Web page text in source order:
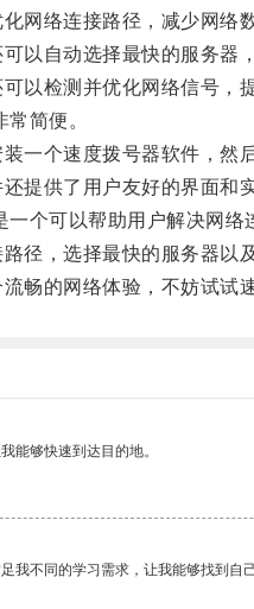
络连接路径，减少网络数
自动选择最快的服务器
检测并优化网络信号，提
简便。
个速度拨号器软件，然后
供了用户友好的界面和实
可以帮助用户解决网络
，选择最快的服务器以及
的网络体验，不妨试试速
能够快速到达目的地。
我不同的学习需求，让我能够找到自